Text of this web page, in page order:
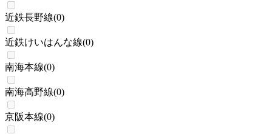
近鉄長野線(0)
近鉄けいはんな線(0)
南海本線(0)
南海高野線(0)
京阪本線(0)